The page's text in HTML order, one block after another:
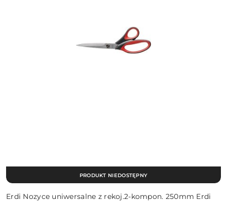
Erdi Nozyce uniwersalne z rekoj.2-kompon. 250mm Erdi
PRODUKT NIEDOSTĘPNY